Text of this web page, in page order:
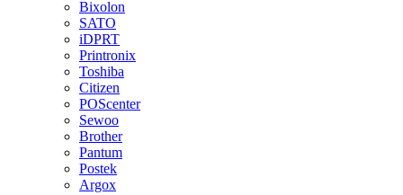
Bixolon
SATO
iDPRT
Printronix
Toshiba
Citizen
POScenter
Sewoo
Brother
Pantum
Postek
Argox